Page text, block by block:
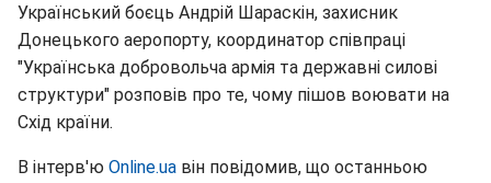
Український боєць Андрій Шараскін, захисник
Донецького аеропорту, координатор співпраці
"Українська добровольча армія та державні силові
структури" розповів про те, чому пішов воювати на
Схід країни.
В інтерв'ю Оnline.ua він повідомив, що останньою